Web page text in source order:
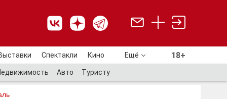
Спектакли Кино Ещё 18+
Авто Туристу